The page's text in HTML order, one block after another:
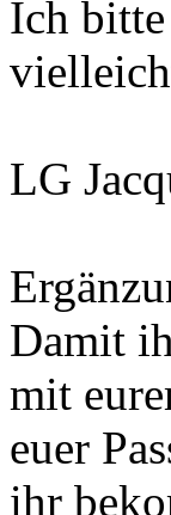
Ich
LG
Damit
mit
euer
ihr